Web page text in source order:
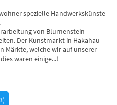
spezielle Handwerkskünste
von Blumenstein
Der Kunstmarkt in Hakahau
Märkte, welche wir auf unserer
waren einige...!